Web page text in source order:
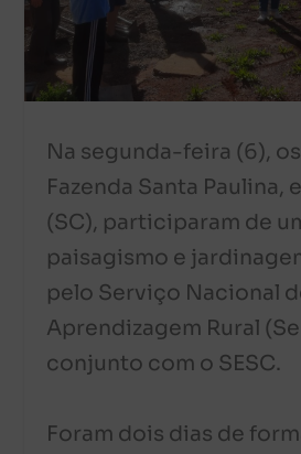
Na segunda-feira (6),
Fazenda Santa Paulina,
(SC), participaram de
paisagismo e
pelo Serviço Nacional
Aprendizagem Rural
conjunto com o SESC.
Foram dois dias de